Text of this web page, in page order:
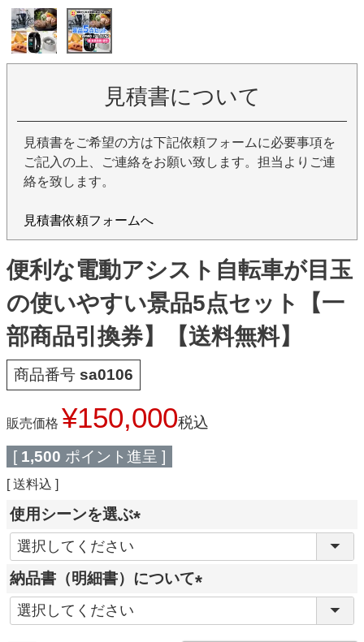
見積書について
見積書をご希望の方は下記依頼フォームに必要事項を
ご記入の上、ご連絡をお願い致します。担当よりご連
絡を致します。
見積書依頼フォームへ
便利な電動アシスト自転車が目玉
の使いやすい景品5点セット【一
部商品引換券】【送料無料】
商品番号 sa0106
販売価格 ¥150,000税込
[ 1,500 ポイント進呈 ]
送料込
使用シーンを選ぶ
必
須
納品書（明細書）について
必